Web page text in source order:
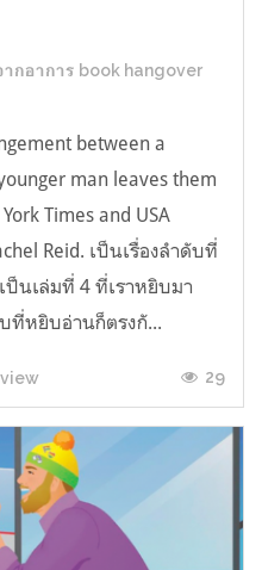
กอาการ book hangover
between a
man leaves them
Times and USA
Reid. เป็นเรื่องลำดับที่
ป็นเล่มที่ 4 ที่เราหยิบมา
ที่หยิบอ่านก็ตรงกั...
29